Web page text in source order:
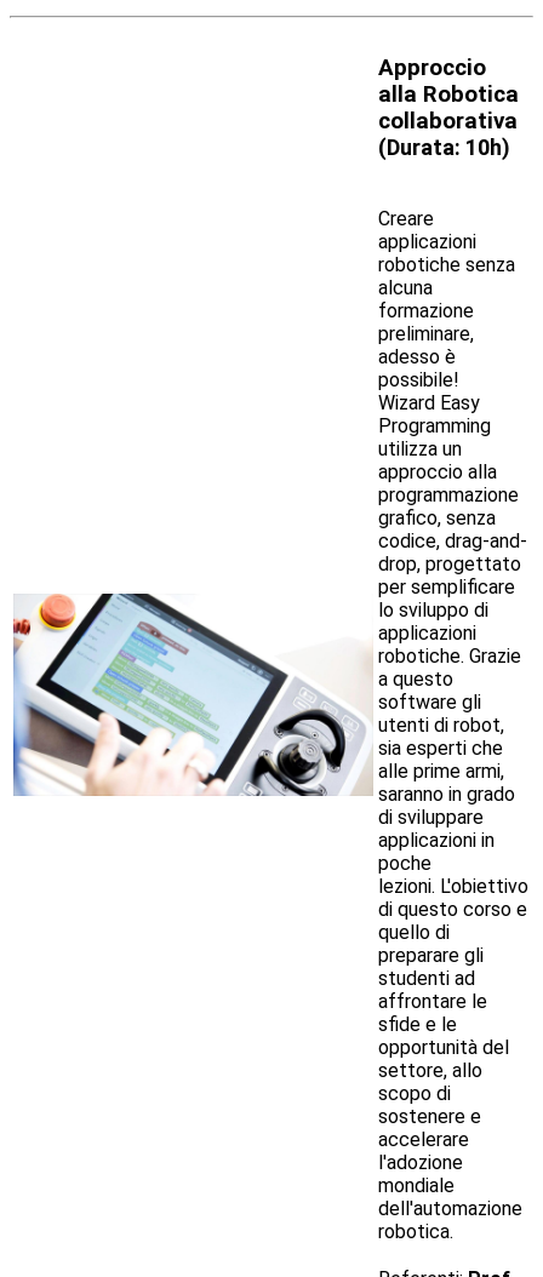
Approccio
alla Robotica
collaborativa
(Durata: 10h)
Creare
applicazioni
robotiche senza
alcuna
formazione
preliminare,
adesso è
possibile!
Wizard Easy
Programming
utilizza un
approccio alla
programmazione
grafico, senza
codice, drag-and-
drop, progettato
per semplificare
lo sviluppo di
applicazioni
robotiche. Grazie
a questo
software gli
utenti di robot,
sia esperti che
alle prime armi,
saranno in grado
di sviluppare
applicazioni in
poche
lezioni. L'obiettivo
di questo corso e
quello di
preparare gli
studenti ad
affrontare le
sfide e le
opportunità del
settore, allo
scopo di
sostenere e
accelerare
l'adozione
mondiale
dell'automazione
robotica.